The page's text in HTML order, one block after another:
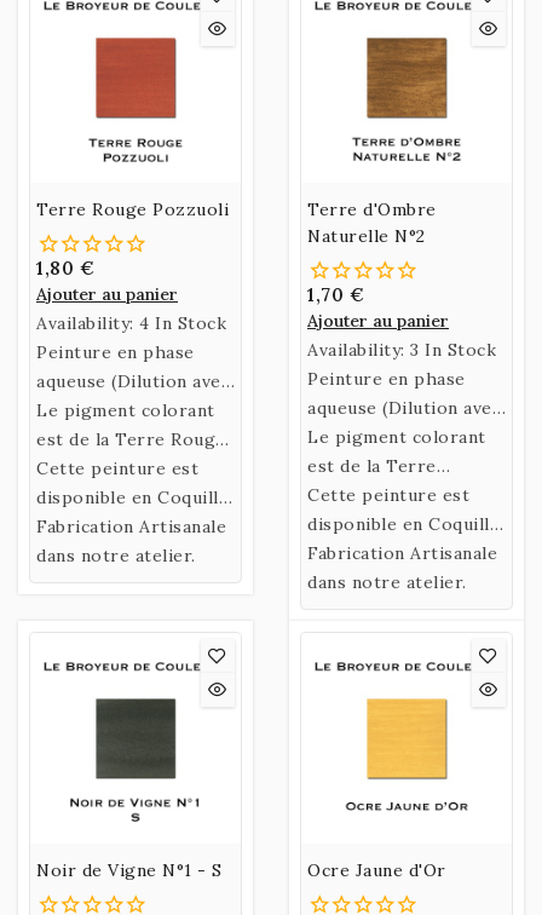
Terre Rouge Pozzuoli
1,80 €
Ajouter au panier
Availability: 4 In Stock
Peinture en phase
aqueuse (Dilution avec
de l’eau)
confectionnée selon
une recette historique
utilisant un liant
naturel fabriqué à
partir de Gomme
Arabique et d’Eau de
Le pigment colorant
est de la Terre Rouge
Pozzuoli.
Cette peinture est
disponible en Coquille
ou en Godet.
Fabrication Artisanale
dans notre atelier.
Terre d'Ombre
Naturelle N°2
1,70 €
Ajouter au panier
Availability: 3 In Stock
Peinture en phase
aqueuse (Dilution avec
de l’eau)
confectionnée selon
une recette historique
utilisant un liant
naturel fabriqué à
partir de Gomme
Arabique et d’Eau de
Miel.
Le pigment colorant
est de la Terre
d'Ombre Naturelle 2.
Cette peinture est
disponible en Coquille
ou en Godet.
Fabrication Artisanale
dans notre atelier.
Noir de Vigne N°1 - S Ocre Jaune d'Or